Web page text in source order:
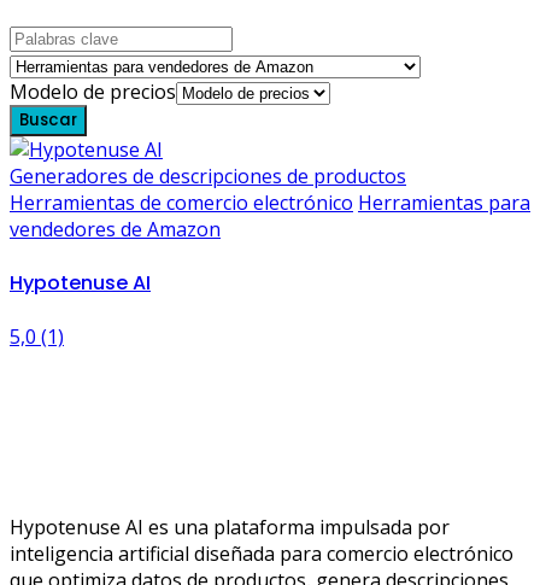
Modelo de precios
Buscar
Generadores de descripciones de productos
Herramientas de comercio electrónico Herramientas para
vendedores de Amazon
Hypotenuse AI
5,0 (1)
Hypotenuse AI es una plataforma impulsada por
inteligencia artificial diseñada para comercio electrónico